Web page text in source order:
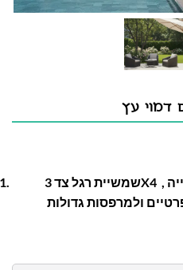
שמשיית רגל צד 3X4 מסתובבת ובעלת יכולת הטייה ,
ולמרפסות גדולות